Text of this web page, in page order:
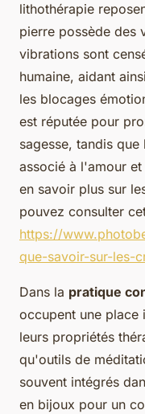
lithothérapie
pierre possède des
vibrations sont
humaine, aidant
les blocages
est réputée pour
sagesse, tandis
associé à l'amour
en savoir plus sur
pouvez consulter
https://
que-savoir-sur-les-
Dans la pratique
occupent une place
leurs propriétés
qu'outils de
souvent intégrés
en bijoux pour un